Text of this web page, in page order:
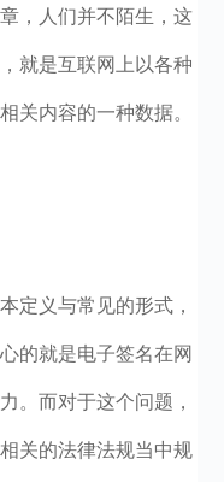
，人们并不陌生，这
就是互联网上以各种
关内容的一种数据。
定义与常见的形式，
的就是电子签名在网
。而对于这个问题，
关的法律法规当中规